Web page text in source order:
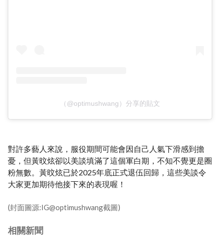
（@optimushwang）分享的貼文
對許多藝人來說，服役期間可能會因自己人氣下滑感到擔
憂，但黃旼炫卻以美談填滿了這個軍白期，不知不覺更是圈
粉無數。黃旼炫已於2025年底正式退伍回歸，這些美談令
大家更加期待他接下來的表現喔！
(封面圖源:IG@optimushwang截圖)
相關新聞